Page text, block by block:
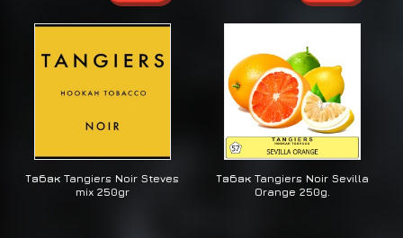
Табак Tangiers Noir Steves
mix 250gr
Табак Tangiers Noir Sevilla
Orange 250g.